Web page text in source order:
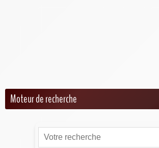
Moteur de recherche